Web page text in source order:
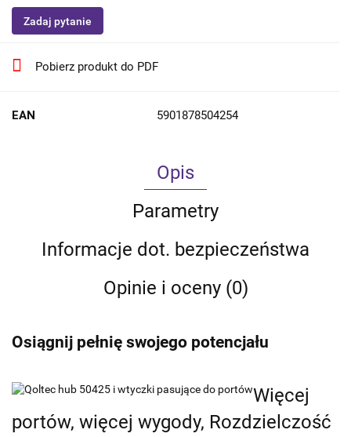
Zadaj pytanie
Pobierz produkt do PDF
EAN 5901878504254
Opis
Parametry
Informacje dot. bezpieczeństwa
Opinie i oceny (0)
Osiągnij pełnię swojego potencjału
Więcej
portów, więcej wygody, Rozdzielczość